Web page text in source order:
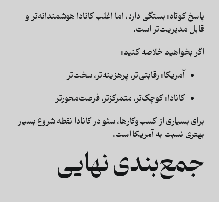
پاسخ کوتاه:بستگی دارد، اما اغلب کانادا هوشمندانه‌تر و
قابل مدیریت‌تر است.
اگر بخواهیم خلاصه کنیم:
آمریکا: رقابتی‌تر، پرهزینه‌تر، سخت‌تر
کانادا: کوچک‌تر، متمرکزتر، فرصت‌محورتر
برای بسیاری از کسب‌وکارها،سئو در کانادا نقطه شروع بسیار
بهتری نسبت به آمریکا است.
جمع‌بندی نهایی